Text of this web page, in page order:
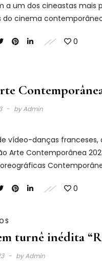
a um dos cineastas mais
cinema
0
byAdmin
vídeo-danças franceses,
Arte Contemporânea
0
turnê inédita
byAdmin